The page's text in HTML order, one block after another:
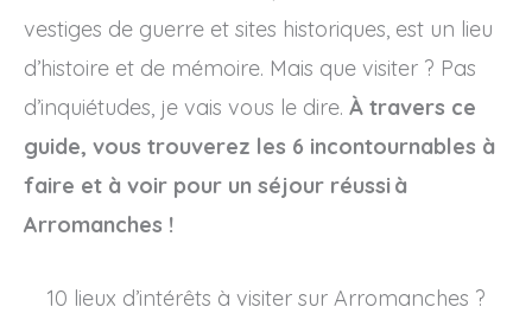
vestiges de guerre et sites historiques, est un lieu
d’histoire et de mémoire. Mais que visiter ? Pas
d’inquiétudes, je vais vous le dire. À travers ce
guide, vous trouverez les 6 incontournables à
faire et à voir pour un séjour réussi à
Arromanches !
10 lieux d’intérêts à visiter sur Arromanches ?